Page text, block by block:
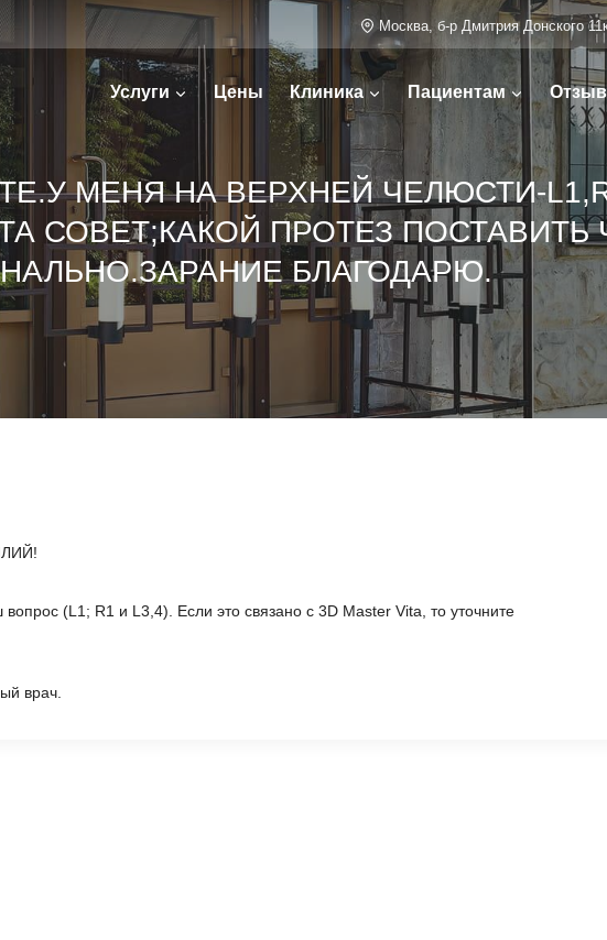
Москва, б-р Дмитрия Донского
Услуги Цены Клиника Пациентам
МЕНЯ НА ВЕРХНЕЙ ЧЕЛЮСТИ-
СОВЕТ;КАКОЙ ПРОТЕЗ
БЛАГОДАРЮ.
(L1; R1 и L3,4). Если это связано с 3D Master Vita, то уточните
врач.